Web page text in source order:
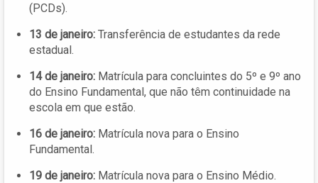
(PCDs).
13 de janeiro: Transferência de estudantes da rede
estadual.
14 de janeiro: Matrícula para concluintes do 5º e 9º ano
do Ensino Fundamental, que não têm continuidade na
escola em que estão.
16 de janeiro: Matrícula nova para o Ensino
Fundamental.
19 de janeiro: Matrícula nova para o Ensino Médio.